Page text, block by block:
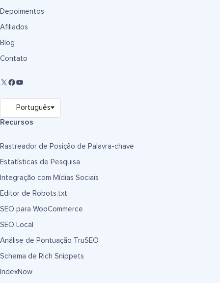
Depoimentos
Afiliados
Blog
Contato
Recursos
Rastreador de Posição de Palavra-chave
Estatísticas de Pesquisa
Integração com Mídias Sociais
Editor de Robots.txt
SEO para WooCommerce
SEO Local
Análise de Pontuação TruSEO
Schema de Rich Snippets
IndexNow